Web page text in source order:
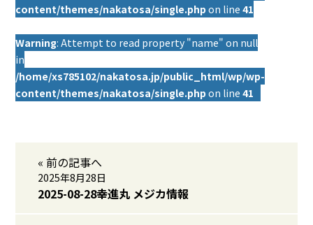
content/themes/nakatosa/single.php on line41
Warning: Attempt to read property "name" on null
in
/home/xs785102/nakatosa.jp/public_html/wp/wp-
content/themes/nakatosa/single.php on line41
« 前の記事へ
2025年8月28日
2025-08-28幸進丸 メジカ情報